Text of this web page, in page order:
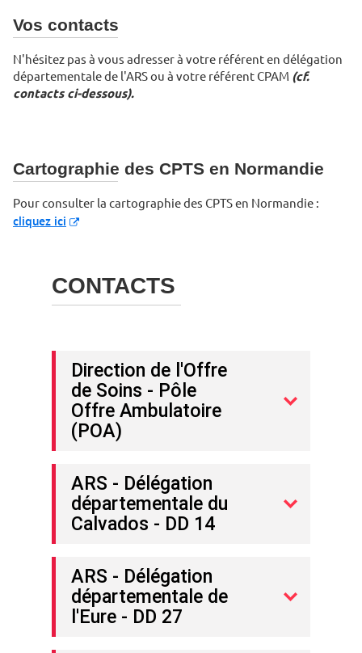
Vos contacts
N'hésitez pas à vous adresser à votre référent en délégation
départementale de l'ARS ou à votre référent CPAM (cf.
contacts ci-dessous).
Cartographie des CPTS en Normandie
Pour consulter la cartographie des CPTS en Normandie :
cliquez ici
CONTACTS
Direction de l'Offre
de Soins - Pôle
Offre Ambulatoire
(POA)
ARS - Délégation
départementale du
Calvados - DD 14
ARS - Délégation
départementale de
l'Eure - DD 27